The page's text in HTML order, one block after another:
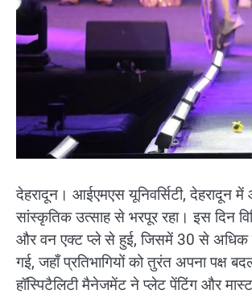
देहरादून। आईएमएस यूनिवर्सिटी, देहरादून
सांस्कृतिक उत्साह से भरपूर रहा। इस दिन
और वन एक्ट प्ले से हुई, जिसमें 30 से अधिक
गई, जहाँ प्रतिभागियों को तुरंत अपना
हॉस्पिटैलिटी मैनेजमेंट ने प्लेट पेंटिंग और